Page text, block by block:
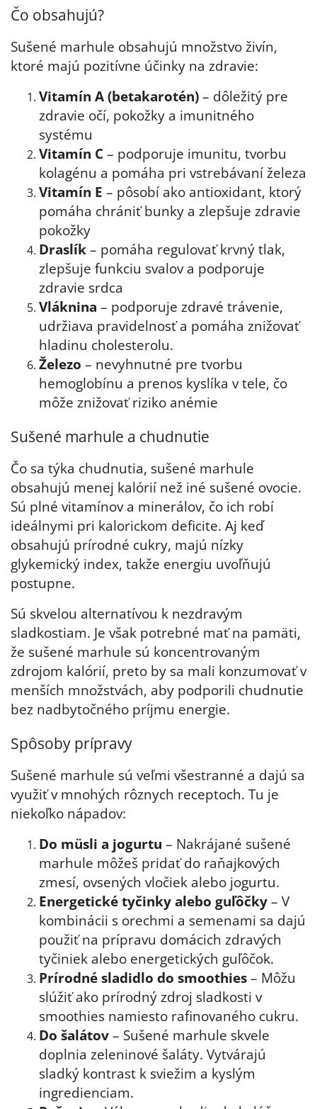
Čo obsahujú?
Sušené marhule obsahujú množstvo živín,
ktoré majú pozitívne účinky na zdravie:
Vitamín A (betakarotén) – dôležitý pre
zdravie očí, pokožky a imunitného
systému
Vitamín C – podporuje imunitu, tvorbu
kolagénu a pomáha pri vstrebávaní železa
Vitamín E – pôsobí ako antioxidant, ktorý
pomáha chrániť bunky a zlepšuje zdravie
pokožky
Draslík – pomáha regulovať krvný tlak,
zlepšuje funkciu svalov a podporuje
zdravie srdca
Vláknina – podporuje zdravé trávenie,
udržiava pravidelnosť a pomáha znižovať
hladinu cholesterolu.
Železo – nevyhnutné pre tvorbu
hemoglobínu a prenos kyslíka v tele, čo
môže znižovať riziko anémie
Sušené marhule a chudnutie
Čo sa týka chudnutia, sušené marhule
obsahujú menej kalórií než iné sušené ovocie.
Sú plné vitamínov a minerálov, čo ich robí
ideálnymi pri kalorickom deficite. Aj keď
obsahujú prírodné cukry, majú nízky
glykemický index, takže energiu uvoľňujú
postupne.
Sú skvelou alternatívou k nezdravým
sladkostiam. Je však potrebné mať na pamäti,
že sušené marhule sú koncentrovaným
zdrojom kalórií, preto by sa mali konzumovať v
menších množstvách, aby podporili chudnutie
bez nadbytočného príjmu energie.
Spôsoby prípravy
Sušené marhule sú veľmi všestranné a dajú sa
využiť v mnohých rôznych receptoch. Tu je
niekoľko nápadov:
Do müsli a jogurtu – Nakrájané sušené
marhule môžeš pridať do raňajkových
zmesí, ovsených vločiek alebo jogurtu.
Energetické tyčinky alebo guľôčky – V
kombinácii s orechmi a semenami sa dajú
použiť na prípravu domácich zdravých
tyčiniek alebo energetických guľôčok.
Prírodné sladidlo do smoothies – Môžu
slúžiť ako prírodný zdroj sladkosti v
smoothies namiesto rafinovaného cukru.
Do šalátov – Sušené marhule skvele
doplnia zeleninové šaláty. Vytvárajú
sladký kontrast k sviežim a kyslým
ingredienciam.